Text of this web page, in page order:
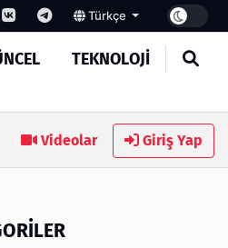
Türkçe
TEKNOLOJI
ile Elektronik Öğrenmek Artık
Videolar Giriş Yap